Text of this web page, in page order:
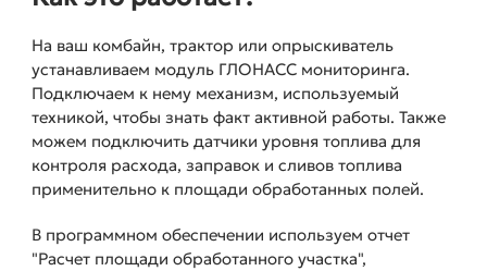
На ваш комбайн, трактор или опрыскиватель
устанавливаем модуль ГЛОНАСС мониторинга.
Подключаем к нему механизм, используемый
техникой, чтобы знать факт активной работы. Также
можем подключить датчики уровня топлива для
контроля расхода, заправок и сливов топлива
применительно к площади обработанных полей.
В программном обеспечении используем отчет
"Расчет площади обработанного участка",